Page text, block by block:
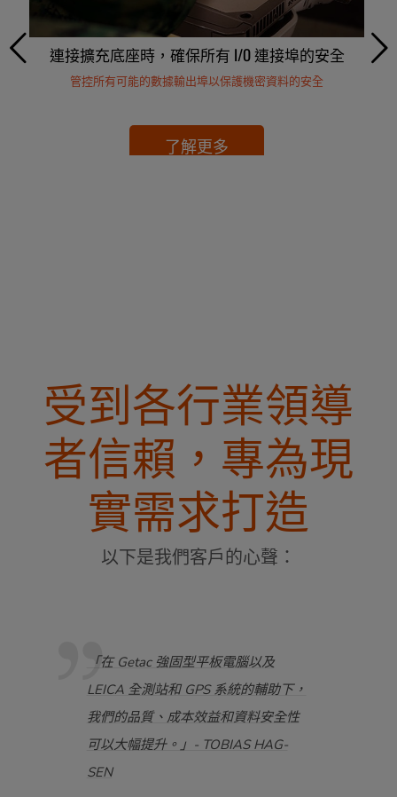
連接擴充底座時，確保所有 I/O 連接埠的安全
管控所有可能的數據輸出埠以保護機密資料的安全
了解更多
硬體層級的入侵偵測，守護資料安全
偵測物理入侵並鎖定系統，防止未經授權存取
了解更多
專為軍用航空需求客製的異物碎片（FOD）防護
強固設計，能承受衝擊而不易破損
了解更多
透過SSD 整合客製化確保軍事行動安全
量身打造的軍規級加密，與硬體完美相容
了解更多
受到各行業領導
者信賴，專為現
實需求打造
以下是我們客戶的心聲：
「在 Getac 強固型平板電腦以及
LEICA 全測站和 GPS 系統的輔助下，
我們的品質、成本效益和資料安全性
可以大幅提升。」- TOBIAS HAG-
SEN